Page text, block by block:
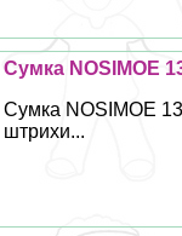
Сумка NOSIMOE
Сумка NOSIMOE
штрихи...